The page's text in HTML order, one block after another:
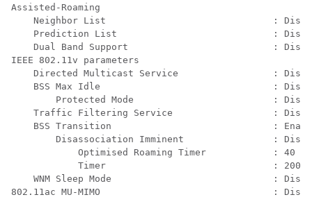
Assisted-Roaming
Neighbor List                              :
Prediction List                            :
Dual Band Support                          :
IEEE 802.11v parameters
Directed Multicast Service                 :
BSS Max Idle                               :
Protected Mode                         :
Traffic Filtering Service                  :
BSS Transition                             :
Disassociation Imminent                :
            Optimised Roaming Timer            : 40
            Timer                              : 200
WNM Sleep Mode                             :
802.11ac MU-MIMO                               :